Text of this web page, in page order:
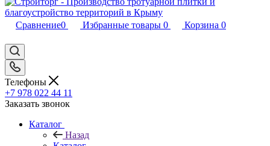
Сравнение0 Избранные товары 0 Корзина 0
Телефоны
+7 978 022 44 11
Заказать звонок
Каталог
Назад